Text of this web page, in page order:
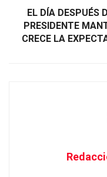
EL DÍA DESPUÉS
PRESIDENTE
CRECE LA